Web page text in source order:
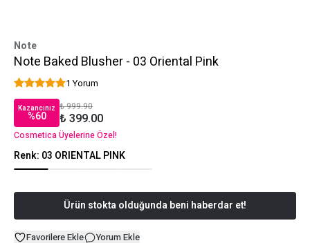
Note
Note Baked Blusher - 03 Oriental Pink
1 Yorum
Kazancınız
%60
₺ 999.90
₺ 399.00
Cosmetica Üyelerine Özel!
Renk: 03 ORIENTAL PINK
Ürün stokta olduğunda beni haberdar et!
Favorilere Ekle Yorum Ekle